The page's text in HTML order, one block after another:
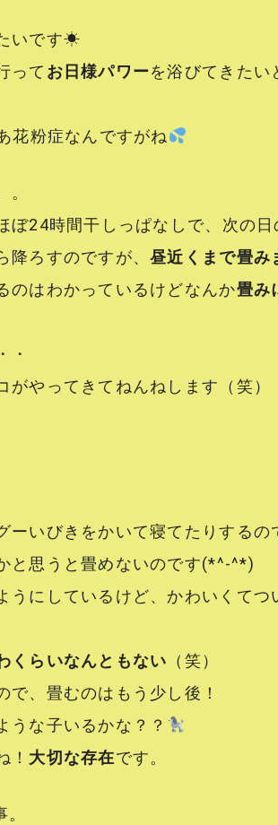
いです☀
って お日様パワーを浴びてきたい
花粉症なんですがね
。
ぼ24時間干しっぱなしで、次の
降ろすのですが、昼近くまで畳み
のはわかっているけどなんか畳み
・
がやってきてねんねします（笑）
ーいびきをかいて寝てたりするの
と思うと畳めないのです(*^-^*)
うにしているけど、かわいくてつ
くらいなんともない （笑）
、畳むのはもう少し後！
うな子いるかな？？
！ 大切な存在です。